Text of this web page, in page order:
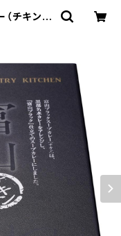
チキン）